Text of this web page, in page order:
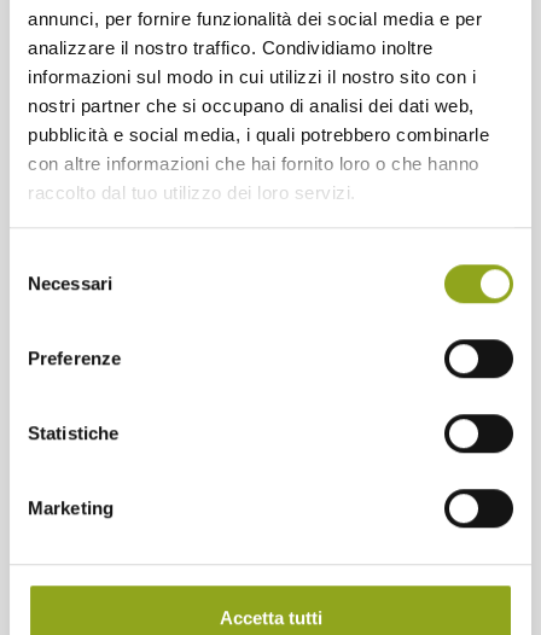
annunci, per fornire funzionalità dei social media e per
analizzare il nostro traffico. Condividiamo inoltre
informazioni sul modo in cui utilizzi il nostro sito con i
nostri partner che si occupano di analisi dei dati web,
pubblicità e social media, i quali potrebbero combinarle
con altre informazioni che hai fornito loro o che hanno
raccolto dal tuo utilizzo dei loro servizi.
delNecessari
Preferenze
Statistiche
Marketing
Accetta tutti
3000 mq di verde, uno spazio protetto e intimo su cui
affacciano tutti gli appartamenti di Feel UpTown. Isole